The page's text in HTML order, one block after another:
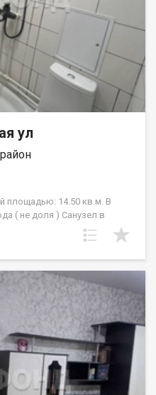
ул
площадью: 14.50 кв.м. В
( не доля ) Санузел в
для инвестиций, в аренду
- ЗАЕЗЖАЙ и ЖИВИ!
свежий- натяжной потолок,
новая электрика.
Рядом с объектом
спортивное
Возможен обмен на вашу
в рассрочку. При звонке,
- JV009022105153.